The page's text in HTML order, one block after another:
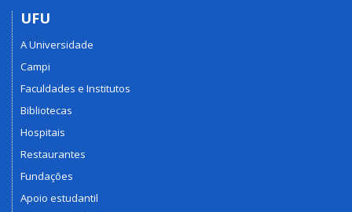
UFU
A Universidade
Campi
Faculdades e Institutos
Bibliotecas
Hospitais
Restaurantes
Fundações
Apoio estudantil